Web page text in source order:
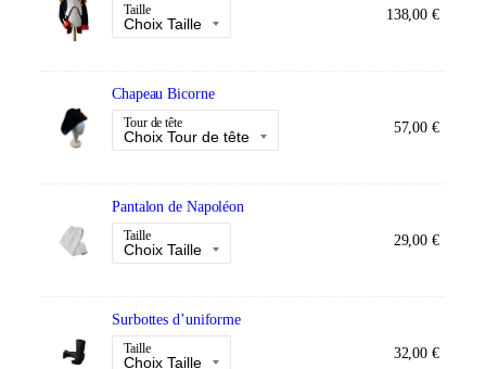
Taille 138,00€
Chapeau Bicorne
Tour de tête 57,00€
Pantalon de Napoléon
Taille 29,00€
Surbottes d’uniforme
Taille 32,00€